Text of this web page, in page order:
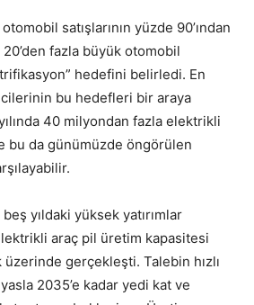
satışlarının yüzde 90’ından
fazla büyük otomobil
hedefini belirledi. En
bu hedefleri bir araya
40 milyondan fazla elektrikli
bu da günümüzde öngörülen
yıldaki yüksek yatırımlar
araç pil üretim kapasitesi
gerçekleşti. Talebin hızlı
2035’e kadar yedi kat ve